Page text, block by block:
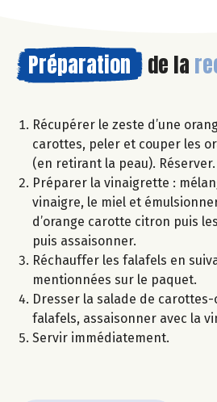
Préparation de la
Récupérer le zeste d’une
carottes, peler et couper les
(en retirant la peau). Réserver.
Préparer la vinaigrette :
vinaigre, le miel et
d’orange carotte citron puis
puis assaisonner.
Réchauffer les falafels en
mentionnées sur le paquet.
Dresser la salade de
falafels, assaisonner avec la
Servir immédiatement.